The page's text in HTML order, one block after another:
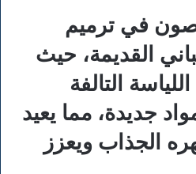
في ترميم
القديمة، حيث
التالفة
جديدة، مما يعيد
الجذاب ويعزز